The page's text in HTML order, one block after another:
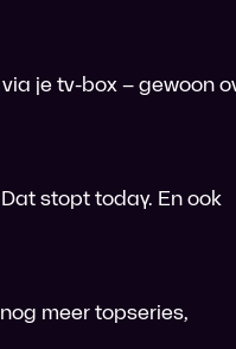
je tv-box – gewoon
stopt today. En ook
meer topseries,